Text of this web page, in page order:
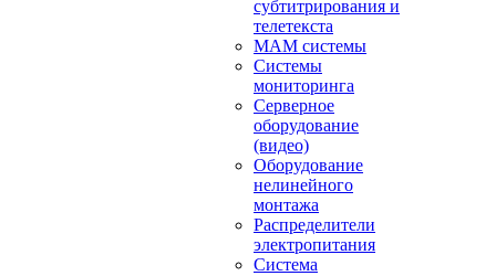
субтитрирования и
телетекста
MAM системы
Системы
мониторинга
Серверное
оборудование
(видео)
Оборудование
нелинейного
монтажа
Распределители
электропитания
Система